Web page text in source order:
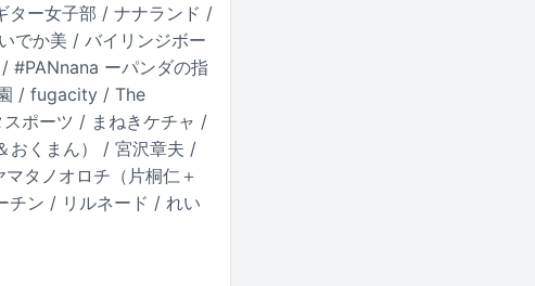
ー女子部 / ナナランド /
でか美 / バイリンジボー
#PANnana ーパンダの指
/ fugacity / The
ポーツ / まねきケチャ /
おくまん） / 宮沢章夫 /
タノオロチ（片桐仁＋
チン / リルネード / れい